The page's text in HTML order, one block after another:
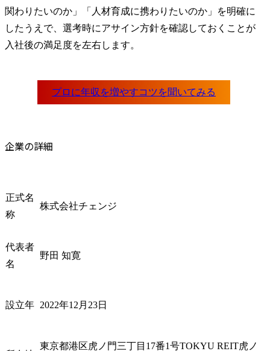
関わりたいのか」「人材育成に携わりたいのか」を明確に
したうえで、選考時にアサイン方針を確認しておくことが
入社後の満足度を左右します。
企業の詳細
正式名
称
株式会社チェンジ
代表者
名
野田 知寛
設立年 2022年12月23日
東京都港区虎ノ門三丁目17番1号TOKYU REIT虎ノ